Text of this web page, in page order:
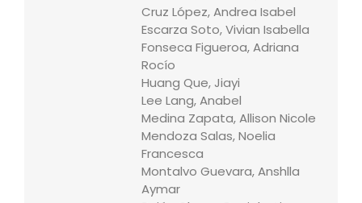
Cruz López, Andrea Isabel
Escarza Soto, Vivian Isabella
Fonseca Figueroa, Adriana
Rocío
Huang Que, Jiayi
Lee Lang, Anabel
Medina Zapata, Allison Nicole
Mendoza Salas, Noelia
Francesca
Montalvo Guevara, Anshlla
Aymar